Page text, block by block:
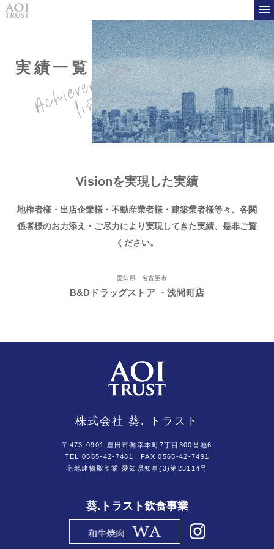
実績一覧
Visionを実現した実績
地権者様・出店企業様・不動産業者様・建築業者様等々、 各関
係者様のお力添え・ご尽力により実現してきた実績、是非ご覧
ください。
愛知県 名古屋市
B&Dドラッグストア ・浅間町店
株式会社 葵. トラスト
〒473-0901 豊田市御幸本町7丁目300番地6
TEL 0565-42-7481
FAX 0565-42-7491
宅地建物取引業 愛知県知事(3)第23114号
葵.トラスト飲食事業